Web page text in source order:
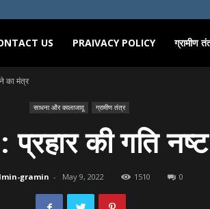
US PRAIVACY POLICY ग्रामीण
का मंत्र
साधना और कालाजादू ग्रामीण तंत्र
प्रहार की गति
gramin - May 9, 2022 1510 0